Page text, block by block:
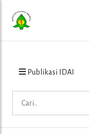
Publikasi IDAI